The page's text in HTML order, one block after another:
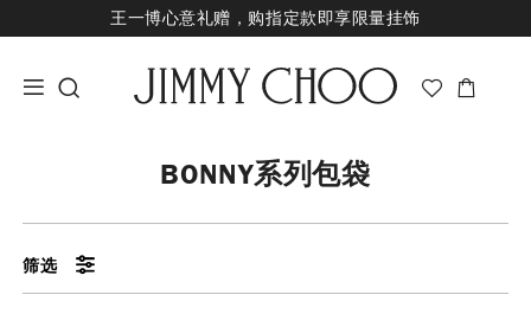
王一博心意礼赠，购指定款即享限量挂饰
新品上市，尊享至高24期免息
王一博心意礼赠，购指定款即享限量挂饰
BONNY系列包袋
筛选